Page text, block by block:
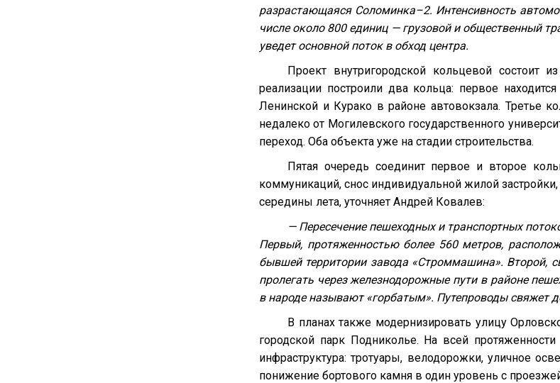
разрастающаяся Соломинка–2. Интенсивность
числе около 800 единиц — грузовой и общественный
уведет основной поток в обход центра.
Проект внутригородской кольцевой
реализации построили два кольца: первое
Ленинской и Курако в районе автовокзала. Третье
недалеко от Могилевского государственного
переход. Оба объекта уже на стадии строительства.
Пятая очередь соединит первое и второе
коммуникаций, снос индивидуальной жилой
середины лета, уточняет Андрей Ковалев:
— Пересечение пешеходных и транспортных
Первый, протяженностью более 560 метров,
бывшей территории завода «Строммашина». Второй,
пролегать через железнодорожные пути в районе
в народе называют «горбатым». Путепроводы свяжет
В планах также модернизировать улицу
городской парк Подниколье. На всей
инфраструктура: тротуары, велодорожки, уличное
понижение бортового камня в один уровень с